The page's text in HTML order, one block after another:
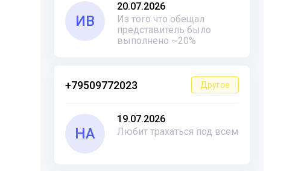
ИВ
20.07.2026
Из того что обещал
представитель было
выполнено ~20%
+79509772023 Другое
НА
19.07.2026
Любит трахаться под всем